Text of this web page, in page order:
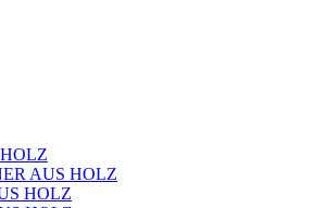
AUS HOLZ
HOLZ